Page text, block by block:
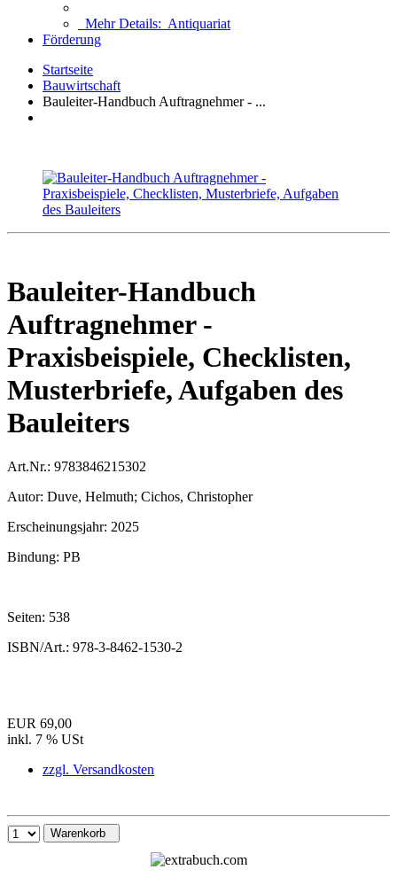
Mehr Details: Antiquariat
Förderung
Startseite
Bauwirtschaft
Bauleiter-Handbuch Auftragnehmer - ...
Bauleiter-Handbuch
Auftragnehmer -
Praxisbeispiele, Checklisten,
Musterbriefe, Aufgaben des
Bauleiters
Art.Nr.: 9783846215302
Autor: Duve, Helmuth; Cichos, Christopher
Erscheinungsjahr: 2025
Bindung: PB
Seiten: 538
ISBN/Art.: 978-3-8462-1530-2
EUR 69,00
inkl. 7 % USt
zzgl. Versandkosten
Warenkorb